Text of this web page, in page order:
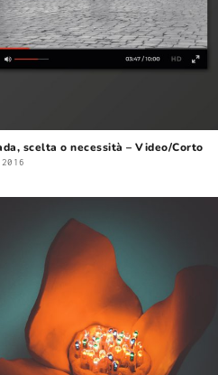
scelta o necessità – Video/Corto